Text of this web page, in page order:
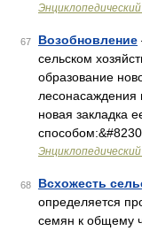
67 Возобновление
сельском
образование
лесонасаждения
новая закладка
68 Всхожесть
определяется
семян к общему